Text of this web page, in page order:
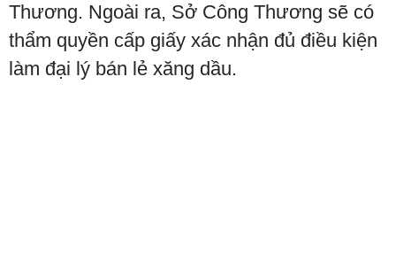
Thương. Ngoài ra, Sở Công Thương sẽ có
thẩm quyền cấp giấy xác nhận đủ điều kiện
làm đại lý bán lẻ xăng dầu.